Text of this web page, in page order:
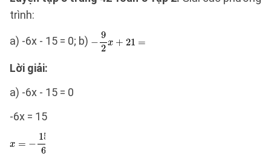
trình:
a) -6x - 15 = 0; b)
Lời giải:
a) -6x - 15 = 0
-6x = 15